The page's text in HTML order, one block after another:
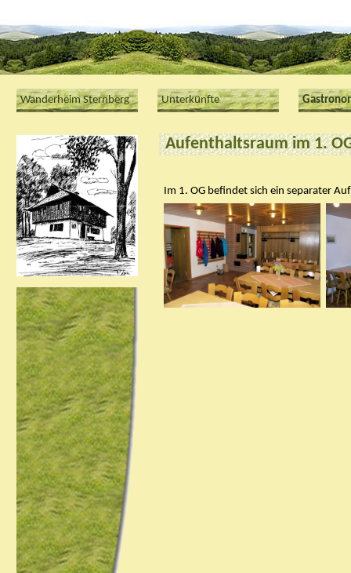
Wanderheim Sternberg Unterkünfte
Aufenthaltsraum im 1.
Im 1. OG befindet sich ein separater